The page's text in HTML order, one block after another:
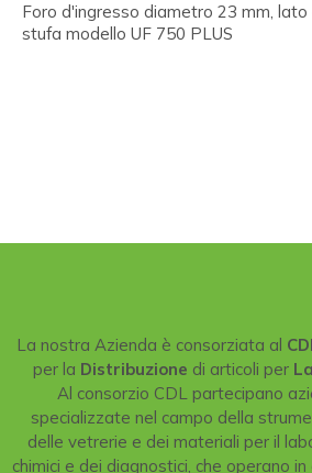
Foro d'ingresso diametro 23 mm,
stufa modello UF 750 PLUS
La nostra Azienda è consorziata al
per la Distribuzione di articoli per
Al consorzio CDL partecipano
specializzate nel campo della
delle vetrerie e dei materiali per il
chimici e dei diagnostici, che operano